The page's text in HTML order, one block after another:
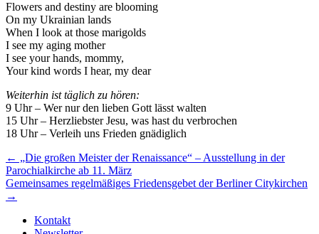
Flowers and destiny are blooming
On my Ukrainian lands
When I look at those marigolds
I see my aging mother
I see your hands, mommy,
Your kind words I hear, my dear
Weiterhin ist täglich zu hören:
9 Uhr – Wer nur den lieben Gott lässt walten
15 Uhr – Herzliebster Jesu, was hast du verbrochen
18 Uhr – Verleih uns Frieden gnädiglich
Beitragsnavigation
← „Die großen Meister der Renaissance“ – Ausstellung in der
Parochialkirche ab 11. März
Gemeinsames regelmäßiges Friedensgebet der Berliner Citykirchen
→
Kontakt